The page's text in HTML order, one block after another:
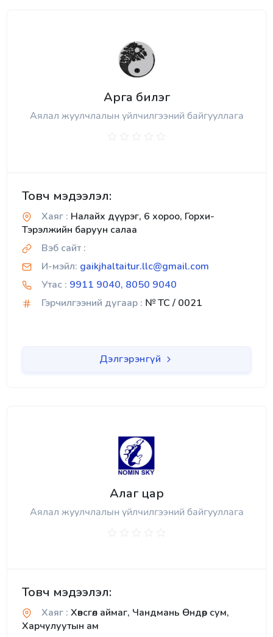
Арга билэг
Аялал жуулчлалын үйлчилгээний байгууллага
Товч мэдээлэл:
Хаяг : Налайх дүүрэг, 6 хороо, Горхи-
Тэрэлжийн баруун салаа
Вэб сайт :
И-мэйл: gaikjhaltaitur.llc@gmail.com
Утас : 9911 9040, 8050 9040
Гэрчилгээний дугаар : № TC / 0021
Дэлгэрэнгүй
Алаг цар
Аялал жуулчлалын үйлчилгээний байгууллага
Товч мэдээлэл:
Хаяг : Хөвсгөл аймаг, Чандмань Өндөр сум,
Харчулуутын ам